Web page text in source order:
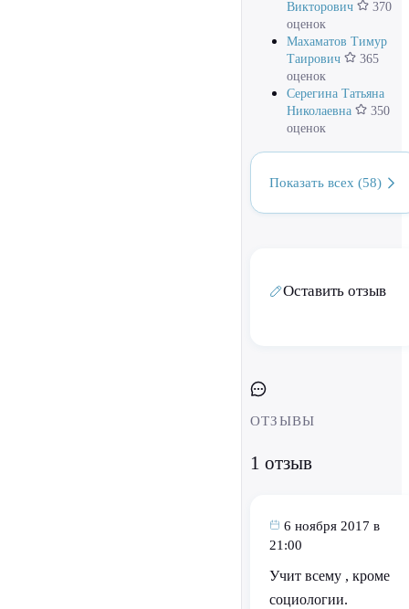
Викторович
370
оценок
Махаматов Тимур
Таирович
365
оценок
Серегина Татьяна
Николаевна
350
оценок
Показать всех (58)
Оставить отзыв
ОТЗЫВЫ
1 отзыв
6 ноября 2017 в
21:00
Учит всему , кроме
социологии.